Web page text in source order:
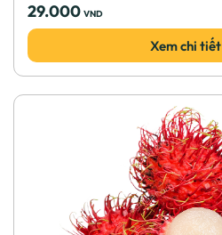
29.000 VND
Xem chi tiết